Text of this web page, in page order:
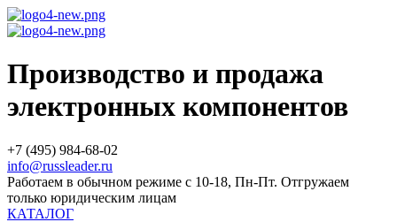
Производство и продажа
электронных компонентов
+7 (495) 984-68-02
info@russleader.ru
Работаем в обычном режиме с 10-18, Пн-Пт. Отгружаем
только юридическим лицам
КАТАЛОГ